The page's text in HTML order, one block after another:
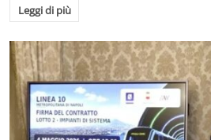
Leggi di più